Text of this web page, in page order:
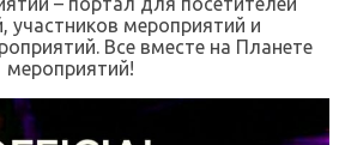
участников мероприятий и
Все вместе на Планете
мероприятий!